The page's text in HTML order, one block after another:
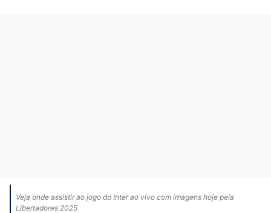
Veja onde assistir ao jogo do Inter ao vivo com imagens hoje pela
Libertadores 2025